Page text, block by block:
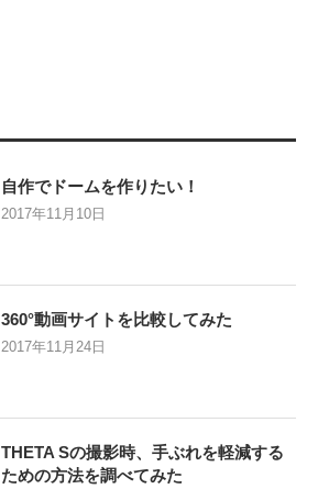
自作でドームを作りたい！
2017年11月10日
360°動画サイトを比較してみた
2017年11月24日
THETA Sの撮影時、手ぶれを軽減する
ための方法を調べてみた